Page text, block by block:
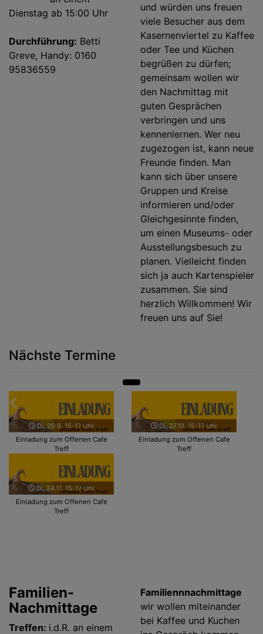
Dienstag ab 15:00 Uhr
Durchführung: Betti
Greve, Handy: 0160
95836559
und würden uns freuen
viele Besucher aus dem
Kasernenviertel zu Kaffee
oder Tee und Küchen
begrüßen zu dürfen;
gemeinsam wollen wir
den Nachmittag mit
guten Gesprächen
verbringen und uns
kennenlernen. Wer neu
zugezogen ist, kann neue
Freunde finden. Man
kann sich über unsere
Gruppen und Kreise
informieren und/oder
Gleichgesinnte finden,
um einen Museums- oder
Ausstellungsbesuch zu
planen. Vielleicht finden
sich ja auch Kartenspieler
zusammen. Sie sind
herzlich Willkommen! Wir
freuen uns auf Sie!
Nächste Termine
Di, 29.9. 15-17 Uhr
Einladung zum Offenen Cafe
Treff
Di, 27.10. 15-17 Uhr
Einladung zum Offenen Cafe
Treff
Di, 24.11. 15-17 Uhr
Einladung zum Offenen Cafe
Treff
Zurück
Familien-
Nachmittage
Treffen: i.d.R. an einem
Familiennnachmittage
wir wollen miteinander
bei Kaffee und Kuchen